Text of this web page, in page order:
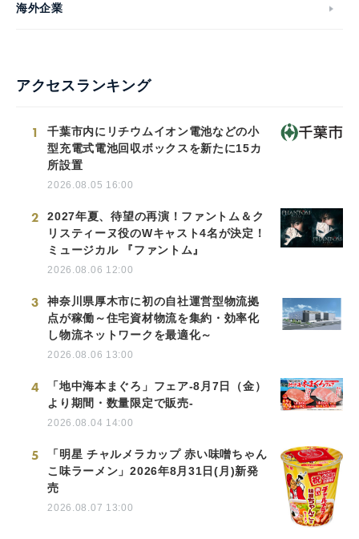
海外企業
アクセスランキング
1
千葉市内にリチウムイオン電池などの小
型充電式電池回収ボックスを新たに15カ
所設置
2026.08.05 16:00
2
2027年夏、待望の再演！ファントム＆ク
リスティーヌ役のWキャスト4名が決定！
ミュージカル 『ファントム』
2026.08.06 12:00
3
神奈川県厚木市に初の自社運営型物流拠
点が稼働～住宅資材物流を集約・効率化
し物流ネットワークを最適化～
2026.08.06 13:00
4
「地中海本まぐろ」フェア-8月7日（金）
より期間・数量限定で販売-
2026.08.04 14:00
5
「明星 チャルメラカップ 赤い味噌ちゃん
こ味ラーメン」2026年8月31日(月)新発
売
2026.08.07 13:00